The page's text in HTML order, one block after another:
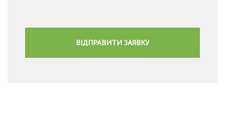
ВІДПРАВИТИ ЗАЯВКУ